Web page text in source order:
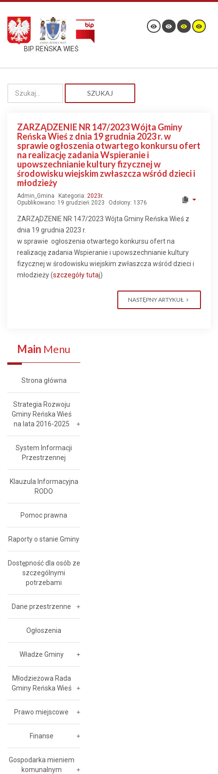
BIP REŃSKA WIEŚ
SZUKAJ
ZARZĄDZENIE NR 147/2023 Wójta Gminy
Reńska Wieś z dnia 19 grudnia 2023 r. w
sprawie ogłoszenia otwartego konkursu ofert
na realizację zadania Wspieranie i
upowszechnianie kultury fizycznej w
środowisku wiejskim zwłaszcza wśród dzieci i
młodzieży
Admin_Gmina Kategoria: 2023r.
Opublikowano: 19 grudzień 2023
Odsłony: 1376
ZARZĄDZENIE NR 147/2023 Wójta Gminy Reńska Wieś z
dnia 19 grudnia 2023 r.
w sprawie ogłoszenia otwartego konkursu ofert na
realizację zadania Wspieranie i upowszechnianie kultury
fizycznej w środowisku wiejskim zwłaszcza wśród dzieci i
młodzieży (szczegóły tutaj)
NASTĘPNY ARTYKUŁ
Main Menu
Strona główna
Strategia Rozwoju
Gminy Reńska Wieś
na lata 2016-2025
System Informacji
Przestrzennej
Klauzula Informacyjna
RODO
Pomoc prawna
Raporty o stanie Gminy
Dostępność dla osób ze
szczególnymi
potrzebami
Dane przestrzenne
Ogłoszenia
Władze Gminy
Młodzieżowa Rada
Gminy Reńska Wieś
Prawo miejscowe
Finanse
Gospodarka mieniem
komunalnym